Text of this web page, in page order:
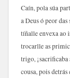
Caín, pola súa
a Deus ó peor
tíñalle envexa ao
trocarlle as
trigo, ¡sacrificaba
cousa, pois